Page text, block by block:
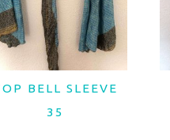
LER MAIS
BELL SLEEVE
35